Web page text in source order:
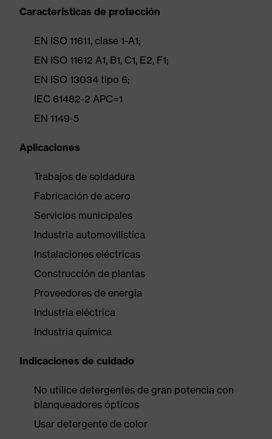
Características de protección
EN ISO 11611, clase 1-A1;
EN ISO 11612 A1, B1, C1, E2, F1;
EN ISO 13034 tipo 6;
IEC 61482-2 APC=1
EN 1149-5
Aplicaciones
Trabajos de soldadura
Fabricación de acero
Servicios municipales
Industria automovilística
Instalaciones eléctricas
Construcción de plantas
Proveedores de energía
Industria eléctrica
Industria química
Indicaciones de cuidado
No utilice detergentes de gran potencia con
blanqueadores ópticos
Usar detergente de color